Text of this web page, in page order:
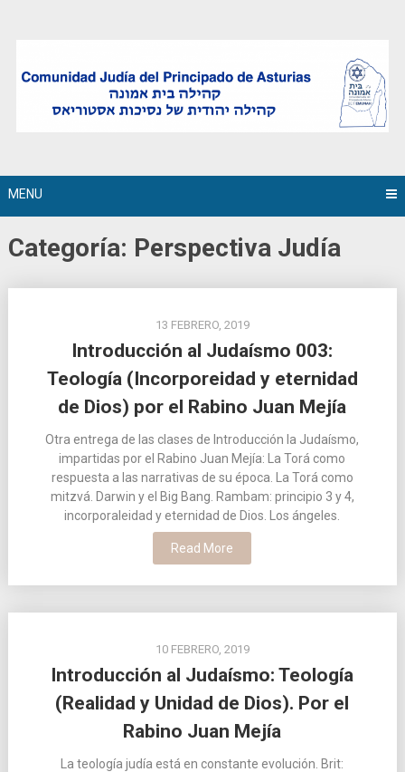
MENU
Categoría: Perspectiva Judía
13 FEBRERO, 2019
Introducción al Judaísmo 003:
Teología (Incorporeidad y eternidad
de Dios) por el Rabino Juan Mejía
Otra entrega de las clases de Introducción la Judaísmo,
impartidas por el Rabino Juan Mejía: La Torá como
respuesta a las narrativas de su época. La Torá como
mitzvá. Darwin y el Big Bang. Rambam: principio 3 y 4,
incorporaleidad y eternidad de Dios. Los ángeles.
Read More
10 FEBRERO, 2019
Introducción al Judaísmo: Teología
(Realidad y Unidad de Dios). Por el
Rabino Juan Mejía
La teología judía está en constante evolución. Brit: